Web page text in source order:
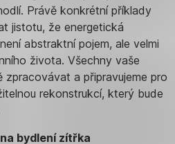
Právě konkrétní příklady
jistotu, že energetická
abstraktní pojem, ale velmi
života. Všechny vaše
a připravujeme pro
rekonstrukcí, který bude
bydlení zítřka